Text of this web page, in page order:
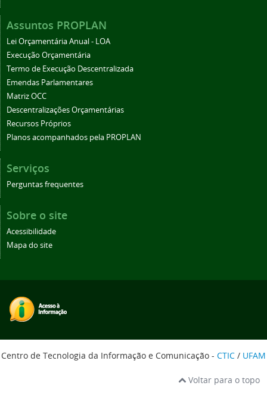
Assuntos PROPLAN
Lei Orçamentária Anual - LOA
Execução Orçamentária
Termo de Execução Descentralizada
Emendas Parlamentares
Matriz OCC
Descentralizações Orçamentárias
Recursos Próprios
Planos acompanhados pela PROPLAN
Serviços
Perguntas frequentes
Sobre o site
Acessibilidade
Mapa do site
Centro de Tecnologia da Informação e Comunicação - CTIC / UFAM
Voltar para o topo